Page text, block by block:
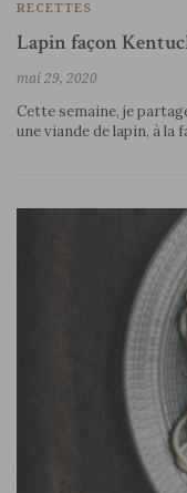
RECETTES
Lapin façon
mai 29, 2020
Cette semaine, je
une viande de lapin, à la